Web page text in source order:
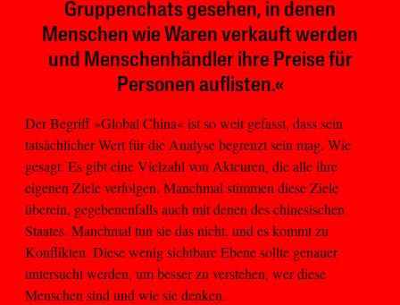
Gruppenchats gesehen, in denen
Menschen wie Waren verkauft werden
und Menschenhändler ihre Preise für
Personen auflisten.«
Der Begriff »Global China« ist so weit gefasst, dass sein
tatsächlicher Wert für die Analyse begrenzt sein mag. Wie
gesagt: Es gibt eine Vielzahl von Akteuren, die alle ihre
eigenen Ziele verfolgen. Manchmal stimmen diese Ziele
überein, gegebenenfalls auch mit denen des chinesischen
Staates. Manchmal tun sie das nicht, und es kommt zu
Konflikten. Diese wenig sichtbare Ebene sollte genauer
untersucht werden, um besser zu verstehen, wer diese
Menschen sind und wie sie denken.